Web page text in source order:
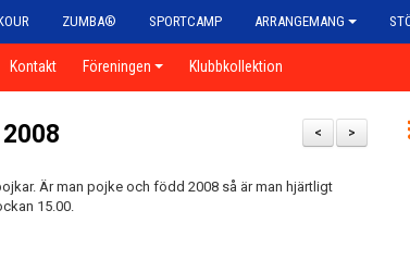
ZUMBA® SPORTCAMP ARRANGEMANG
Kontakt Föreningen Klubbkollektion
>
<
Är man pojke och född 2008 så är man hjärtligt
15.00.